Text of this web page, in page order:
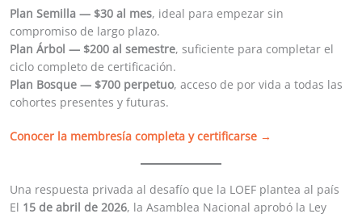
Plan Semilla — $30 al mes, ideal para empezar sin
compromiso de largo plazo.
Plan Árbol — $200 al semestre, suficiente para completar el
ciclo completo de certificación.
Plan Bosque — $700 perpetuo, acceso de por vida a todas las
cohortes presentes y futuras.
Conocer la membresía completa y certificarse →
Una respuesta privada al desafío que la LOEF plantea al país
El 15 de abril de 2026, la Asamblea Nacional aprobó la Ley